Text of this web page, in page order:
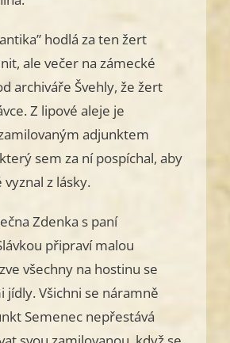
hodlá za ten žert
ale večer na zámecké
archiváře Švehly, že žert
Z lipové aleje je
adjunktem
sem za ní pospíchal, aby
z lásky.
Zdenka s paní
připraví malou
všechny na hostinu se
jídly. Všichni se náramně
Semenec nepřestává